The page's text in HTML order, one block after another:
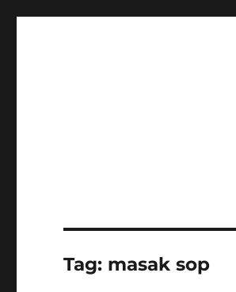
Tag: masak sop